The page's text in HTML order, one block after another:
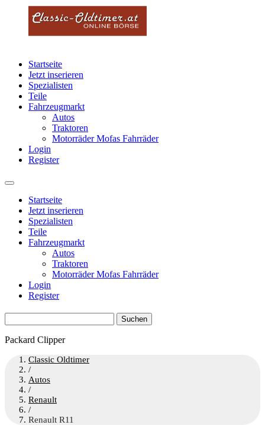
Startseite
Jetzt inserieren
Spezialisten
Teile
Fahrzeugmarkt
Autos
Traktoren
Motorräder Mofas Fahrräder
Login
Register
Startseite
Jetzt inserieren
Spezialisten
Teile
Fahrzeugmarkt
Autos
Traktoren
Motorräder Mofas Fahrräder
Login
Register
nach:
Packard Clipper
Classic Oldtimer
/
Autos
/
Renault
/
Renault R11